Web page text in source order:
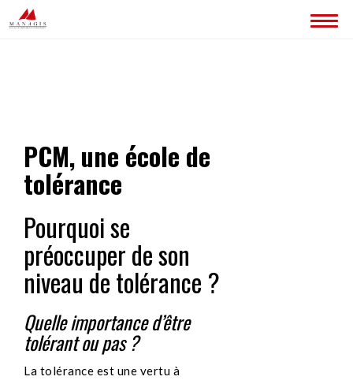
CONTACT
PCM, une école de
tolérance
Pourquoi se
préoccuper de son
niveau de tolérance ?
Quelle importance d’être
tolérant ou pas ?
La tolérance est une vertu à